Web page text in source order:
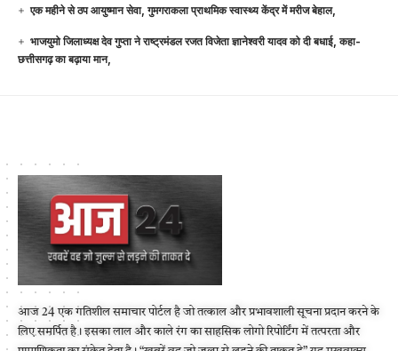
एक महीने से ठप आयुष्मान सेवा, गुमगराकला प्राथमिक स्वास्थ्य केंद्र में मरीज बेहाल,
भाजयुमो जिलाध्यक्ष देव गुप्ता ने राष्ट्रमंडल रजत विजेता ज्ञानेश्वरी यादव को दी बधाई, कहा-
छत्तीसगढ़ का बढ़ाया मान,
आज 24 एक गतिशील समाचार पोर्टल है जो तत्काल और प्रभावशाली सूचना प्रदान करने के
लिए समर्पित है। इसका लाल और काले रंग का साहसिक लोगो रिपोर्टिंग में तत्परता और